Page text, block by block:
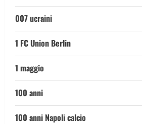
007 ucraini
1 FC Union Berlin
1 maggio
100 anni
100 anni Napoli calcio